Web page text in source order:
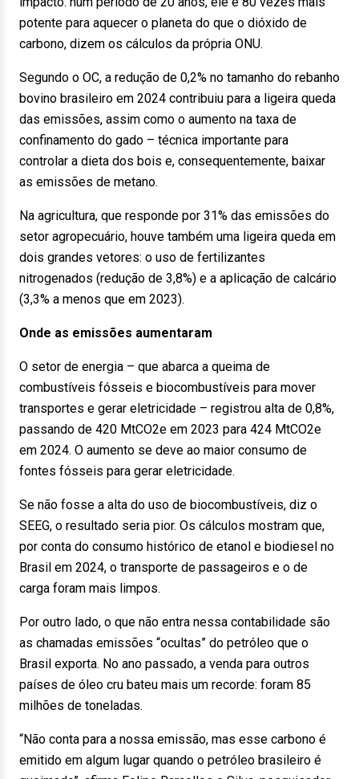
potente para aquecer o planeta do que o dióxido de
carbono, dizem os cálculos da própria ONU.
Segundo o OC, a redução de 0,2% no tamanho do rebanho
bovino brasileiro em 2024 contribuiu para a ligeira queda
das emissões, assim como o aumento na taxa de
confinamento do gado – técnica importante para
controlar a dieta dos bois e, consequentemente, baixar
as emissões de metano.
Na agricultura, que responde por 31% das emissões do
setor agropecuário, houve também uma ligeira queda em
dois grandes vetores: o uso de fertilizantes
nitrogenados (redução de 3,8%) e a aplicação de calcário
(3,3% a menos que em 2023).
Onde as emissões aumentaram
O setor de energia – que abarca a queima de
combustíveis fósseis e biocombustíveis para mover
transportes e gerar eletricidade – registrou alta de 0,8%,
passando de 420 MtCO2e em 2023 para 424 MtCO2e
em 2024. O aumento se deve ao maior consumo de
fontes fósseis para gerar eletricidade.
Se não fosse a alta do uso de biocombustíveis, diz o
SEEG, o resultado seria pior. Os cálculos mostram que,
por conta do consumo histórico de etanol e biodiesel no
Brasil em 2024, o transporte de passageiros e o de
carga foram mais limpos.
Por outro lado, o que não entra nessa contabilidade são
as chamadas emissões “ocultas” do petróleo que o
Brasil exporta. No ano passado, a venda para outros
países de óleo cru bateu mais um recorde: foram 85
milhões de toneladas.
“Não conta para a nossa emissão, mas esse carbono é
emitido em algum lugar quando o petróleo brasileiro é